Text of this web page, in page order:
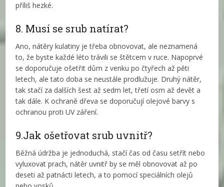
příliš hezké.
8. Musí se srub natírat?
Ano, nátěry kulatiny je třeba obnovovat, ale neznamená
to, že byste každé léto trávili se štětcem v ruce. Napoprvé
se doporučuje ošetřit dům z venku po čtyřech až pěti
letech, ale tato doba se neustále prodlužuje. Druhý nátěr,
tak stačí za dalších šest až sedm let, třetí osm až devět a
tak dále. K ochraně dřeva se doporučují olejové barvy s
ochranou proti UV záření.
9.Jak ošetřovat srub uvnitř?
Běžná údržba je jednoduchá, stačí čas od času setřít nebo
vyluxovat prach, nátěr uvnitř by se měl obnovovat až po
deseti až patnácti letech, a to pomocí speciálních olejů